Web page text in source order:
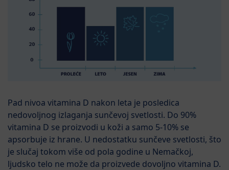
Pad nivoa vitamina D nakon leta je posledica
nedovoljnog izlaganja sunčevoj svetlosti. Do 90%
vitamina D se proizvodi u koži a samo 5-10% se
apsorbuje iz hrane. U nedostatku sunčeve svetlosti, što
je slučaj tokom više od pola godine u Nemačkoj,
ljudsko telo ne može da proizvede dovoljno vitamina D.